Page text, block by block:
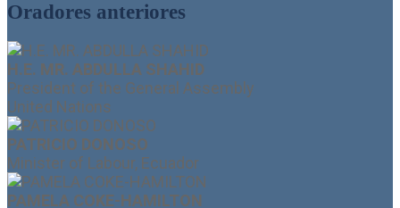
Oradores anteriores
H.E. MR. ABDULLA SHAHID
President of the General Assembly
United Nations
PATRICIO DONOSO
Minister of Labour, Ecuador
PAMELA COKE-HAMILTON